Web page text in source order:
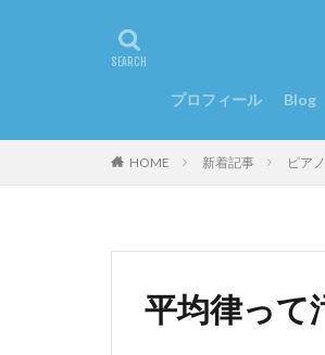
プロフィール Blog
HOME 新着記事 ピアノ
平均律って